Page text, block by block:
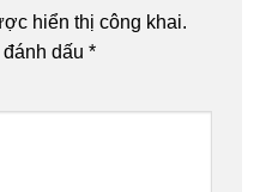
hiển thị công khai.
dấu *